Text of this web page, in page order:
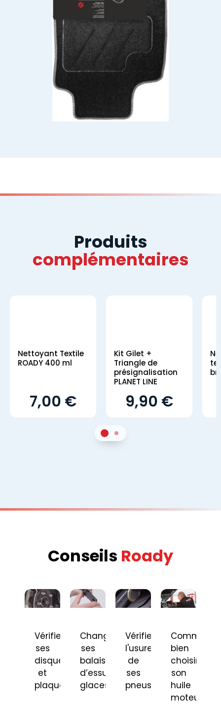
Produits
complémentaires
Nettoyant Textile
ROADY 400 ml
7,00 €
Kit Gilet +
Triangle de
présignalisation
PLANET LINE
9,90 €
Sur 22Sur 2
Conseils Roady
Vérifier
ses
disques
et
plaquettes
Changer
ses
balais
d’essuie-
glaces
Vérifier
l'usure
de
ses
pneus
Comment
bien
choisir
son
huile
moteur